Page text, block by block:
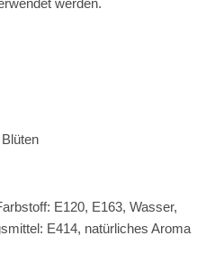
werden.
E120, E163, Wasser,
E414, natürliches Aroma